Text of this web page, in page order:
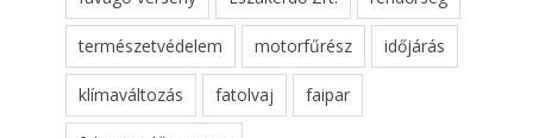
természetvédelem motorfűrész időjárás
klímaváltozás fatolvaj faipar